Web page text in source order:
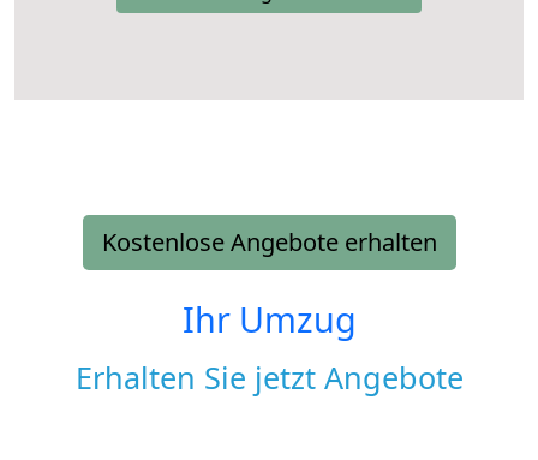
Kostenlose Angebote erhalten
Ihr Umzug
Erhalten Sie jetzt Angebote